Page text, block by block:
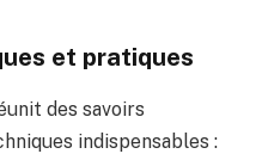
et pratiques
des savoirs
indispensables :